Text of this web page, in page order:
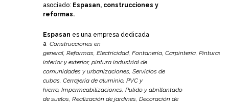
asociado: Espasan, construcciones y
reformas.
Espasan es una empresa dedicada
a Construcciones en
general, Reformas, Electricidad, Fontanería, Carpintería, Pinturas:
interior y exterior, pintura industrial de
comunidades y urbanizaciones, Servicios de
cubas, Cerrajería de aluminio, PVC y
hierro, Impermeabilizaciones, Pulido y abrillantado
de suelos, Realización de jardines, Decoración de